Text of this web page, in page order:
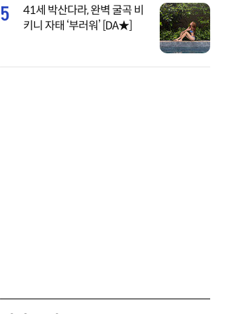
5
41세 박산다라, 완벽 굴곡 비
키니 자태 ‘부러워’ [DA★]